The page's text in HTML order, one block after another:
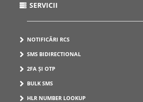
SERVICII
NOTIFICĂRI RCS
SMS BIDIRECTIONAL
2FA ȘI OTP
BULK SMS
HLR NUMBER LOOKUP